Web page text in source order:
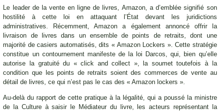
Le leader de la vente en ligne de livres, Amazon, a d’emblée signifié son
hostilité à cette loi en attaquant l’État devant les juridictions
administratives. Récemment, Amazon a également annoncé offrir la
livraison de livres dans un ensemble de points de retraits, dont une
majorité de casiers automatisés, dits « Amazon Lockers ». Cette stratégie
constitue un contournement manifeste de la loi Darcos, qui, bien qu’elle
autorise la gratuité du « click and collect », la soumet toutefois à la
condition que les points de retraits soient des commerces de vente au
détail de livres, ce qui n’est pas le cas des « Amazon lockers ».
Au-delà du rapport de cette pratique à la légalité, qui a poussé la ministre
de la Culture à saisir le Médiateur du livre, les acteurs représentant la